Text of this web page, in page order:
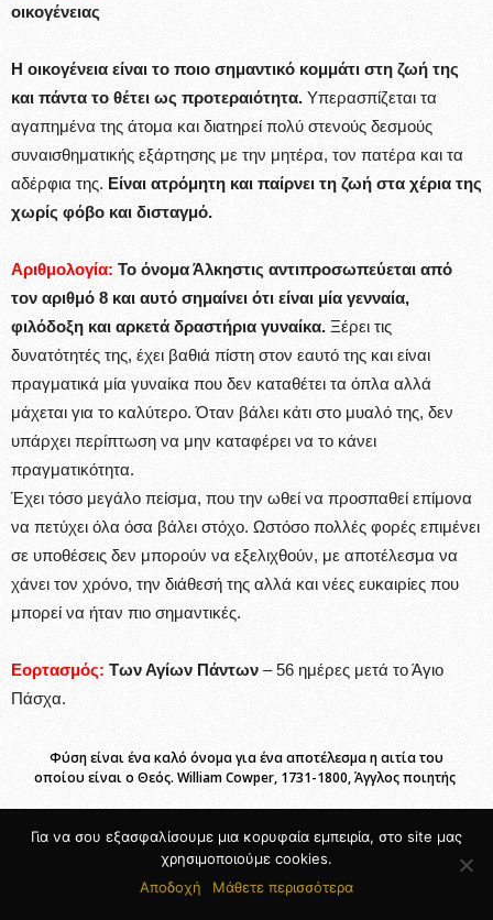
οικογένειας
Η οικογένεια είναι το ποιο σημαντικό κομμάτι στη ζωή της
και πάντα το θέτει ως προτεραιότητα. Υπερασπίζεται τα
αγαπημένα της άτομα και διατηρεί πολύ στενούς δεσμούς
συναισθηματικής εξάρτησης με την μητέρα, τον πατέρα και τα
αδέρφια της. Είναι ατρόμητη και παίρνει τη ζωή στα χέρια της
χωρίς φόβο και δισταγμό.
Αριθμολογία: Το όνομα Άλκηστις αντιπροσωπεύεται από
τον αριθμό 8 και αυτό σημαίνει ότι είναι μία γενναία,
φιλόδοξη και αρκετά δραστήρια γυναίκα. Ξέρει τις
δυνατότητές της, έχει βαθιά πίστη στον εαυτό της και είναι
πραγματικά μία γυναίκα που δεν καταθέτει τα όπλα αλλά
μάχεται για το καλύτερο. Όταν βάλει κάτι στο μυαλό της, δεν
υπάρχει περίπτωση να μην καταφέρει να το κάνει
πραγματικότητα.
Έχει τόσο μεγάλο πείσμα, που την ωθεί να προσπαθεί επίμονα
να πετύχει όλα όσα βάλει στόχο. Ωστόσο πολλές φορές επιμένει
σε υποθέσεις δεν μπορούν να εξελιχθούν, με αποτέλεσμα να
χάνει τον χρόνο, την διάθεσή της αλλά και νέες ευκαιρίες που
μπορεί να ήταν πιο σημαντικές.
Εορτασμός: Των Αγίων Πάντων – 56 ημέρες μετά το Άγιο
Πάσχα.
Φύση είναι ένα καλό όνομα για ένα αποτέλεσμα η αιτία του
οποίου είναι ο Θεός. William Cowper, 1731-1800, Άγγλος ποιητής
Αλκμήνη
Για να σου εξασφαλίσουμε μια κορυφαία εμπειρία, στο site μας
χρησιμοποιούμε cookies.
Αποδοχή
Μάθετε περισσότερα